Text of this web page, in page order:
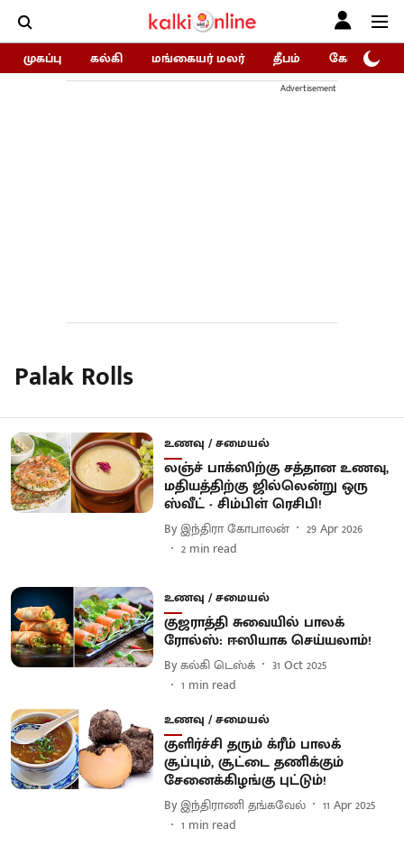
முகப்பு கல்கி மங்கையர் மலர் தீபம் கோகுலம்/
Advertisement
Palak Rolls
உணவு / சமையல்
லஞ்ச் பாக்ஸிற்கு சத்தான உணவு,
மதியத்திற்கு ஜில்லென்று ஒரு
ஸ்வீட் - சிம்பிள் ரெசிபி!
Byஇந்திரா கோபாலன்
29 Apr 2026
2 min read
உணவு / சமையல்
குஜராத்தி சுவையில் பாலக்
ரோல்ஸ்: ஈஸியாக செய்யலாம்!
Byகல்கி டெஸ்க்
31 Oct 2025
1 min read
உணவு / சமையல்
குளிர்ச்சி தரும் க்ரீம் பாலக்
சூப்பும், சூட்டை தணிக்கும்
சேனைக்கிழங்கு புட்டும்!
Byஇந்திராணி தங்கவேல்
11 Apr 2025
1 min read